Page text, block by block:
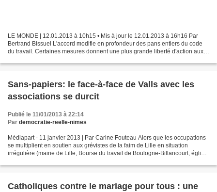
LE MONDE | 12.01.2013 à 10h15 • Mis à jour le 12.01.2013 à 16h16 Par
Bertrand Bissuel L'accord modifie en profondeur des pans entiers du code
du travail. Certaines mesures donnent une plus grande liberté d'action aux
Sans-papiers: le face-à-face de Valls avec les
associations se durcit
Publié le 11/01/2013 à 22:14
Par democratie-reelle-nimes
Médiapart - 11 janvier 2013 | Par Carine Fouteau Alors que les occupations
se multiplient en soutien aux grévistes de la faim de Lille en situation
irrégulière (mairie de Lille, Bourse du travail de Boulogne-Billancourt, église
Catholiques contre le mariage pour tous : une